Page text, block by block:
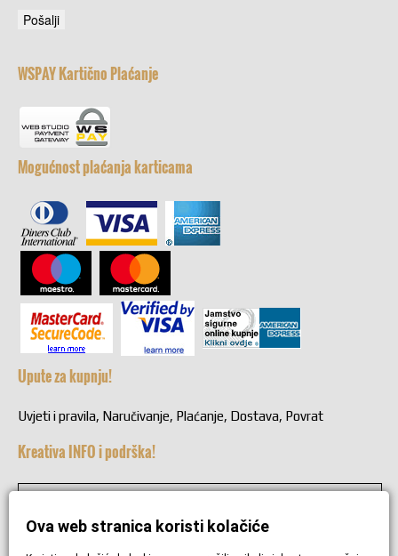
WSPAY Kartično Plaćanje
Mogućnost plaćanja karticama
Upute za kupnju!
Uvjeti i pravila, Naručivanje, Plaćanje, Dostava, Povrat
Kreativa INFO i podrška!
+38549221692
+38549221692
Ova web stranica koristi kolačiće